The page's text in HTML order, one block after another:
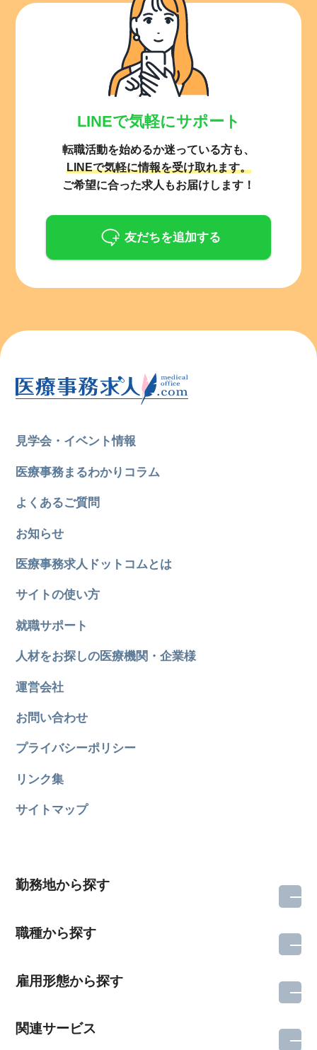
LINEで気軽にサポート
転職活動を始めるか迷っている方も、
LINEで気軽に情報を受け取れます。
ご希望に合った求人もお届けします！
友だちを追加する
見学会・イベント情報
医療事務まるわかりコラム
よくあるご質問
お知らせ
医療事務求人ドットコムとは
サイトの使い方
就職サポート
人材をお探しの医療機関・企業様
運営会社
お問い合わせ
プライバシーポリシー
リンク集
サイトマップ
勤務地から探す
職種から探す
雇用形態から探す
関連サービス